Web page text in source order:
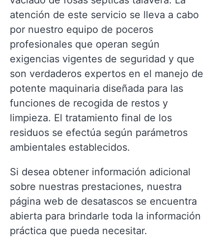
atención de este servicio se lleva a cabo
por nuestro equipo de poceros
profesionales que operan según
exigencias vigentes de seguridad y que
son verdaderos expertos en el manejo de
potente maquinaria diseñada para las
funciones de recogida de restos y
limpieza. El tratamiento final de los
residuos se efectúa según parámetros
ambientales establecidos.
Si desea obtener información adicional
sobre nuestras prestaciones, nuestra
página web de desatascos se encuentra
abierta para brindarle toda la información
práctica que pueda necesitar.